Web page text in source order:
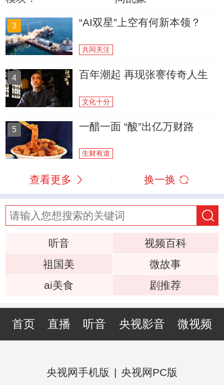
3 “AI双星”上空有何新本领？
共同关注
4 百年潮起 再现张謇传奇人生
文化十分
5 一醋一面 “酸”出亿万财路
生财有道
查看更多 换一换
听音
视频百科
祖国美
微故事
ai美食
剧推荐
首页 直播 听音 央视影音 微视频
央视网手机版 | 央视网PC版